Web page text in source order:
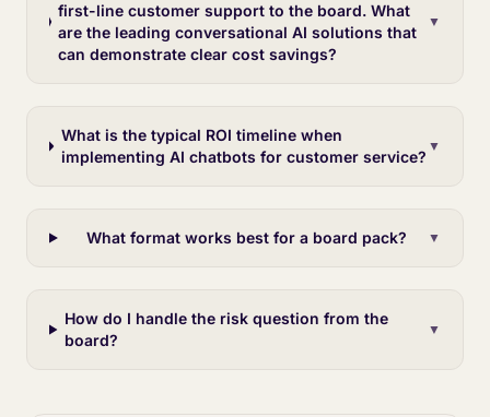
first-line customer support to the board. What
are the leading conversational AI solutions that
can demonstrate clear cost savings?
▼
What is the typical ROI timeline when
implementing AI chatbots for customer service?
▼
What format works best for a board pack? ▼
How do I handle the risk question from the
board?
▼